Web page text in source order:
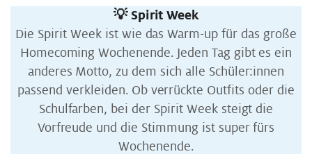
💡 Spirit Week
Die Spirit Week ist wie das Warm-up für das große
Homecoming Wochenende. Jeden Tag gibt es ein
anderes Motto, zu dem sich alle Schüler:innen
passend verkleiden. Ob verrückte Outfits oder die
Schulfarben, bei der Spirit Week steigt die
Vorfreude und die Stimmung ist super fürs
Wochenende.